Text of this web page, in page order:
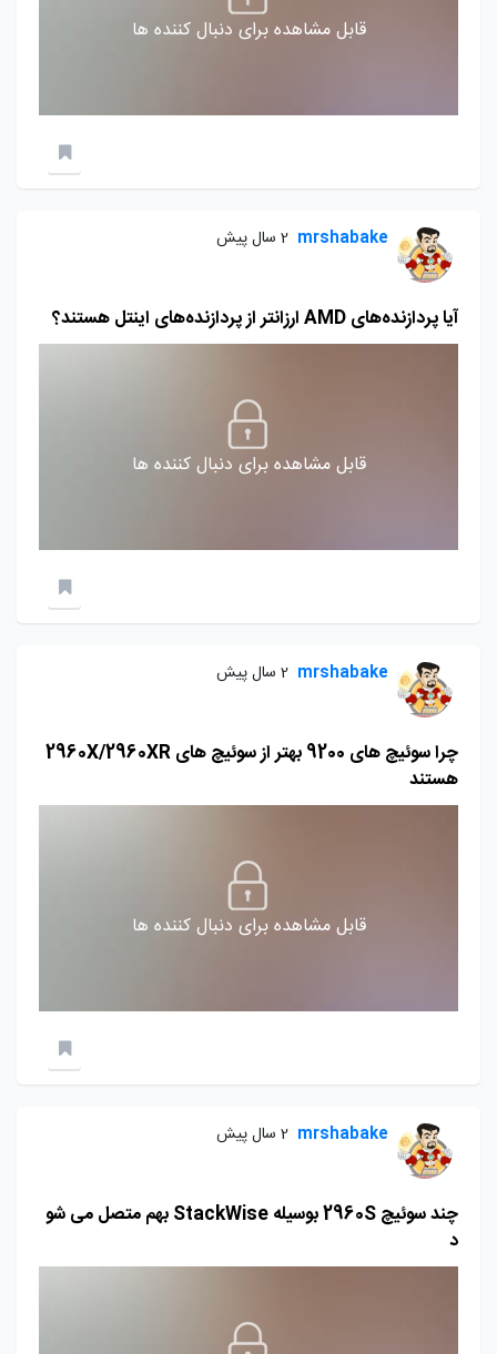
قابل مشاهده برای دنبال کننده ها
mrshabake 2 سال پیش
آیا پردازنده‌های AMD ارزانتر از پردازنده‌های اینتل هستند؟
قابل مشاهده برای دنبال کننده ها
mrshabake 2 سال پیش
چرا سوئیچ های 9200 بهتر از سوئیچ های 2960X/2960XR
هستند
قابل مشاهده برای دنبال کننده ها
mrshabake 2 سال پیش
چند سوئیچ 2960S بوسیله StackWise بهم متصل می شو
د